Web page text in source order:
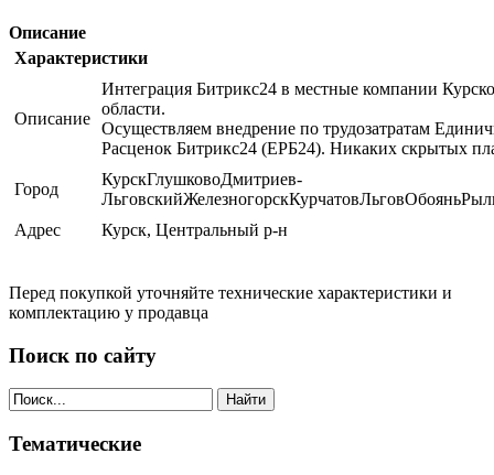
Описание
Характеристики
Описание
Интеграция Битрикс24 в местные компании
области.
Осуществляем внедрение по трудозатратам
Расценок Битрикс24 (ЕРБ24). Никаких скрытых
Город
КурскГлушковоДмитриев-
Адрес
Курск, Центральный р-н
Перед покупкой уточняйте технические характеристики и
комплектацию у продавца
Поиск по сайту
Найти
Тематические